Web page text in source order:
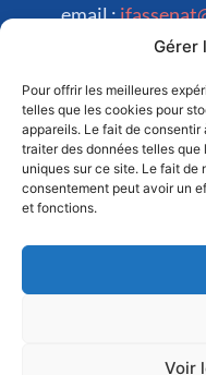
Gérer
Pour offrir les meilleures
telles que les cookies pour
appareils. Le fait de
traiter des données telles
uniques sur ce site. Le fait de
consentement peut avoir un
et fonctions.
Voir
email :
CÉVENNES |